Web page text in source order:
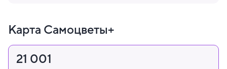
Карта Самоцветы+
21 001